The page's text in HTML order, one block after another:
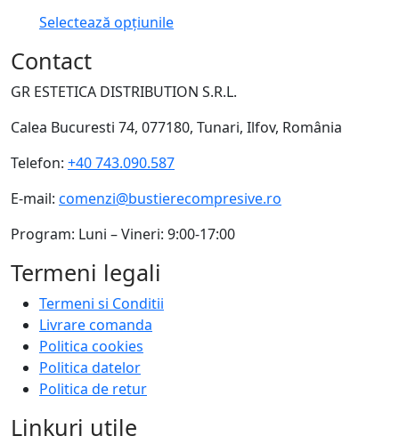
Selectează opțiunile
Contact
GR ESTETICA DISTRIBUTION S.R.L.
Calea Bucuresti 74, 077180, Tunari, Ilfov, România
Telefon: +40 743.090.587
E-mail: comenzi@bustierecompresive.ro
Program: Luni – Vineri: 9:00-17:00
Termeni legali
Termeni si Conditii
Livrare comanda
Politica cookies
Politica datelor
Politica de retur
Linkuri utile